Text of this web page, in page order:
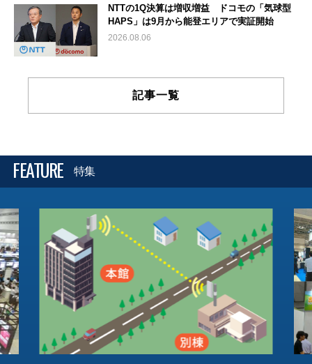
NTTの1Q決算は増収増益 ドコモの「気球型
HAPS」は9月から能登エリアで実証開始
2026.08.06
記事一覧
FEATURE 特集